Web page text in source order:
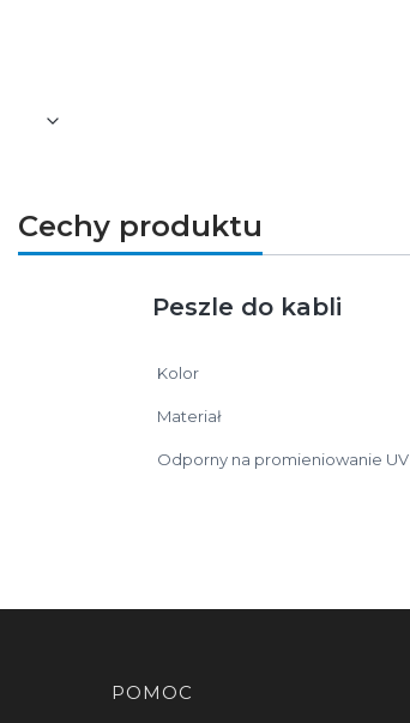
Cechy produktu
Peszle do kabli
Kolor
Materiał
Odporny na promieniowanie UV
Linki w stopce
POMOC